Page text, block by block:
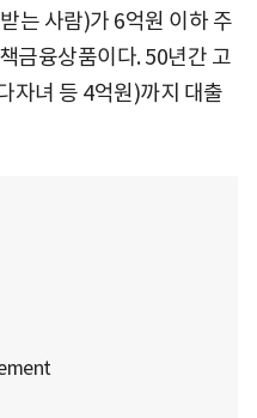
는 사람)가 6억원 이하 주
금융상품이다. 50년간 고
자녀 등 4억원)까지 대출